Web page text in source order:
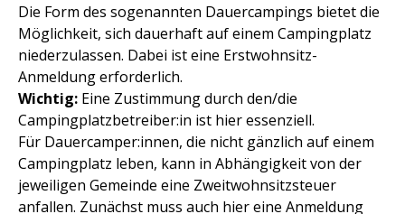
Die Form des sogenannten Dauercampings bietet die
Möglichkeit, sich dauerhaft auf einem Campingplatz
niederzulassen. Dabei ist eine Erstwohnsitz-
Anmeldung erforderlich.
Wichtig: Eine Zustimmung durch den/die
Campingplatzbetreiber:in ist hier essenziell.
Für Dauercamper:innen, die nicht gänzlich auf einem
Campingplatz leben, kann in Abhängigkeit von der
jeweiligen Gemeinde eine Zweitwohnsitzsteuer
anfallen. Zunächst muss auch hier eine Anmeldung